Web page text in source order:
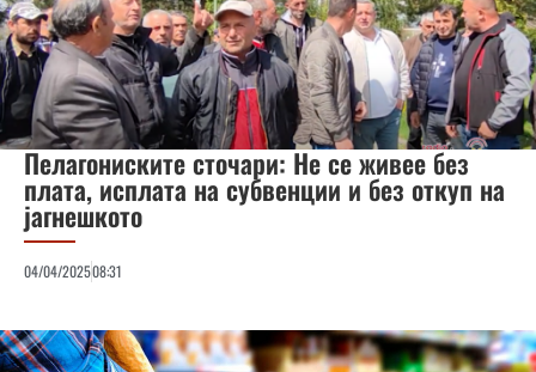
Пелагониските сточари: Не се живее без
плата, исплата на субвенции и без откуп на
јагнешкото
04/04/202508:31